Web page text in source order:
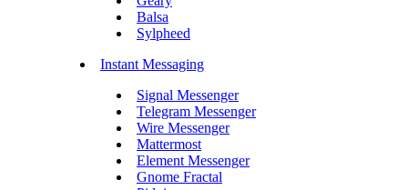
Balsa
Sylpheed
Instant Messaging
Signal Messenger
Telegram Messenger
Wire Messenger
Mattermost
Element Messenger
Gnome Fractal